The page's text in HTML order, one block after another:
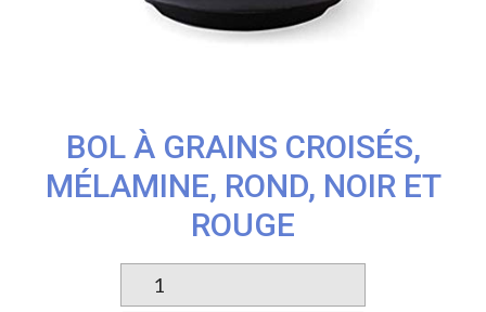
BOL À GRAINS CROISÉS,
MÉLAMINE, ROND, NOIR ET
ROUGE
de